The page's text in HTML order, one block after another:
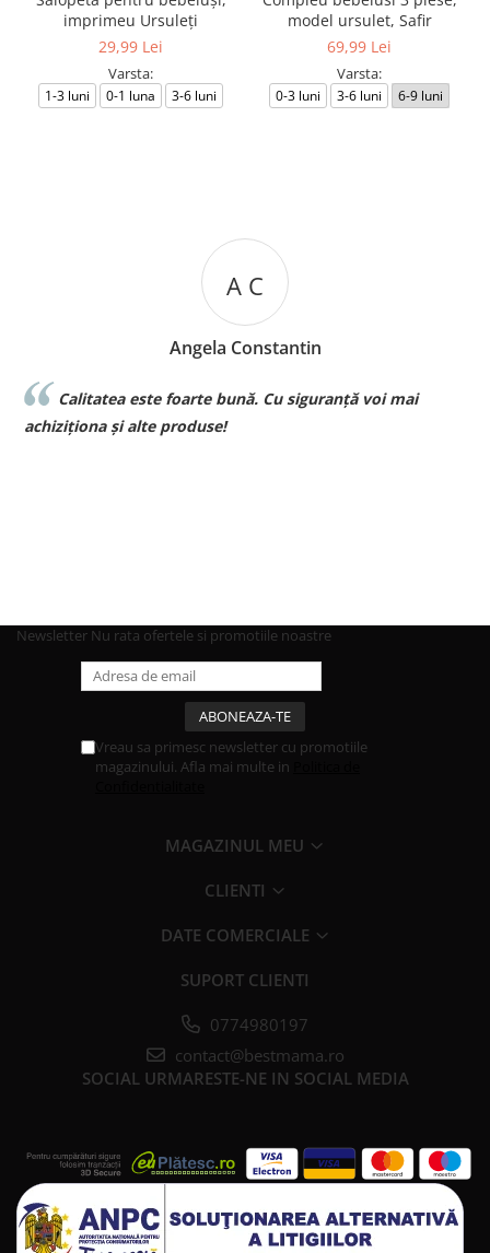
imprimeu Ursuleți
29,99 Lei
Varsta:
1-3 luni 0-1 luna 3-6 luni
model ursulet, Safir
69,99 Lei
Varsta:
0-3 luni 3-6 luni 6-9 luni
A C
Angela Constantin
Calitatea este foarte bună. Cu siguranță voi mai
achiziționa și alte produse!
Newsletter Nu rata ofertele si promotiile noastre
Vreau sa primesc newsletter cu promotiile
magazinului. Afla mai multe in
MAGAZINUL MEU
CLIENTI
DATE COMERCIALE
SUPORT CLIENTI
0774980197
contact@bestmama.ro
SOCIAL URMARESTE-NE IN SOCIAL MEDIA